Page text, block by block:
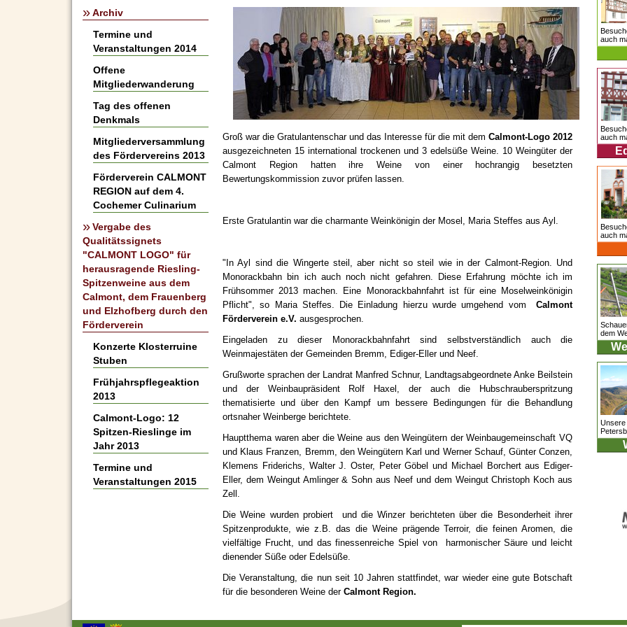
»Archiv
Termine und
Veranstaltungen 2014
Offene
Mitgliederwanderung
Tag des offenen
Denkmals
Mitgliederversammlung
des Fördervereins 2013
Förderverein CALMONT
REGION auf dem 4.
Cochemer Culinarium
»Vergabe des
Qualitätssignets
"CALMONT LOGO" für
herausragende Riesling-
Spitzenweine aus dem
Calmont, dem Frauenberg
und Elzhofberg durch den
Förderverein
Konzerte Klosterruine
Stuben
Frühjahrspflegeaktion
2013
Calmont-Logo: 12
Spitzen-Rieslinge im
Jahr 2013
Termine und
Veranstaltungen 2015
Groß war die Gratulantenschar und das Interesse für die mit demCalmont-Logo 2012
ausgezeichneten 15 international trockenen und 3 edelsüße Weine. 10 Weingüter der
Calmont Region hatten ihre Weine von einer hochrangig besetzten
Bewertungskommission zuvor prüfen lassen.
Erste Gratulantin war die charmante Weinkönigin der Mosel, Maria Steffes aus Ayl.
"In Ayl sind die Wingerte steil, aber nicht so steil wie in der Calmont-Region. Und
Monorackbahn bin ich auch noch nicht gefahren. Diese Erfahrung möchte ich im
Frühsommer 2013 machen. Eine Monorackbahnfahrt ist für eine Moselweinkönigin
Pflicht", so Maria Steffes. Die Einladung hierzu wurde umgehend vomCalmont
Förderverein e.V. ausgesprochen.
Eingeladen zu dieser Monorackbahnfahrt sind selbstverständlich auch die
Weinmajestäten der Gemeinden Bremm, Ediger-Eller und Neef.
Grußworte sprachen der Landrat Manfred Schnur, Landtagsabgeordnete Anke Beilstein
und der Weinbaupräsident Rolf Haxel, der auch die Hubschrauberspritzung
thematisierte und über den Kampf um bessere Bedingungen für die Behandlung
ortsnaher Weinberge berichtete.
Hauptthema waren aber die Weine aus den Weingütern der Weinbaugemeinschaft VQ
und Klaus Franzen, Bremm, den Weingütern Karl und Werner Schauf, Günter Conzen,
Klemens Friderichs, Walter J. Oster, Peter Göbel und Michael Borchert aus Ediger-
Eller, dem Weingut Amlinger & Sohn aus Neef und dem Weingut Christoph Koch aus
Zell.
Die Weine wurden probiert und die Winzer berichteten über die Besonderheit ihrer
Spitzenprodukte, wie z.B. das die Weine prägende Terroir, die feinen Aromen, die
vielfältige Frucht, und das finessenreiche Spiel von harmonischer Säure und leicht
dienender Süße oder Edelsüße.
Die Veranstaltung, die nun seit 10 Jahren stattfindet, war wieder eine gute Botschaft
für die besonderen Weine derCalmont Region.
auch
auch
auch
dem
Unsere